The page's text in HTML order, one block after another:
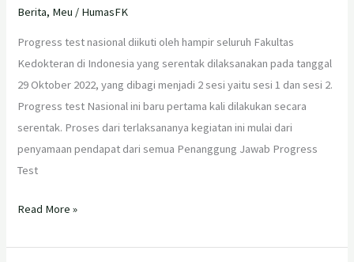
Berita, Meu / HumasFK
Progress test nasional diikuti oleh hampir seluruh Fakultas
Kedokteran di Indonesia yang serentak dilaksanakan pada tanggal
29 Oktober 2022, yang dibagi menjadi 2 sesi yaitu sesi 1 dan sesi 2.
Progress test Nasional ini baru pertama kali dilakukan secara
serentak. Proses dari terlaksananya kegiatan ini mulai dari
penyamaan pendapat dari semua Penanggung Jawab Progress
Test
Read More »